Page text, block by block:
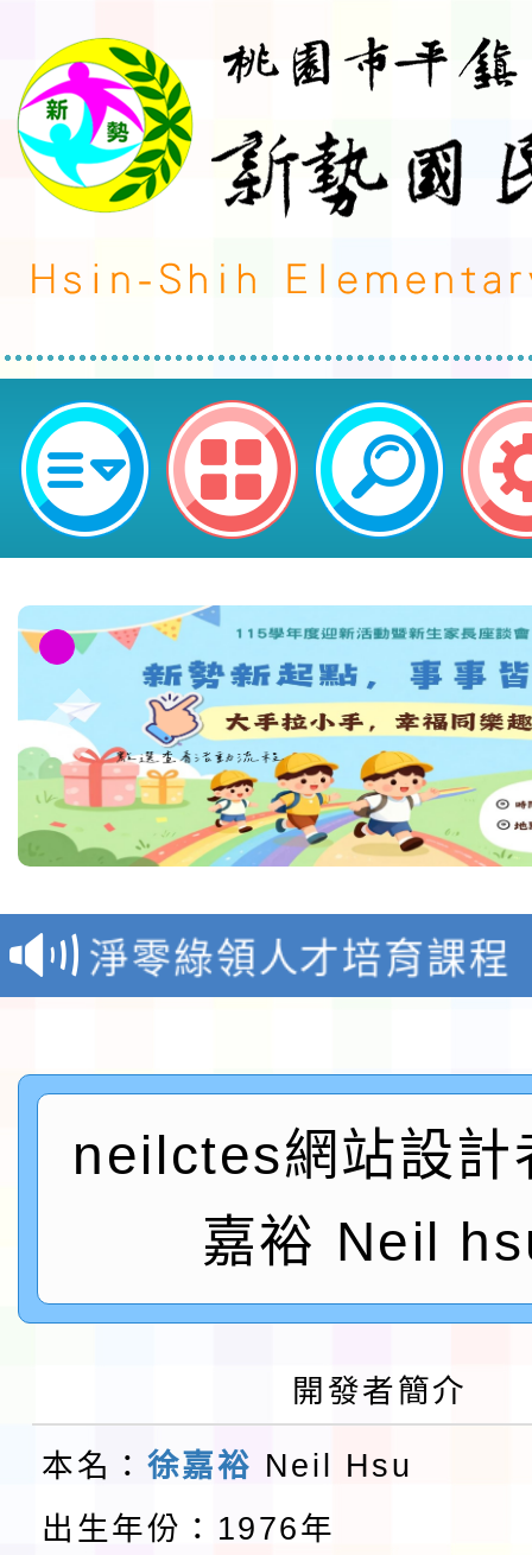
neilctes網站設計者：徐嘉裕
教育部校安中心白海豚
報
淨零綠領人才培育課程
及師生本土語及新住民
實施要點各1份
115年食農教育專業人
程
函轉國家通訊傳播委員
鎮韌性（防空）演習－
「115年金融知識線上
法」
本校115學年度第1學
第3次招考代課鐘點教
告(不再辦理後續甄選)
檢送「桃園市115學年
賽實施要點」1份
本市「115學年度學生
程安排一案
「桃園市補助參觀特色
neilctes網站設計
嘉裕 Neil
開發者簡介
本名： 徐嘉裕 Neil Hsu
出生年份：1976年